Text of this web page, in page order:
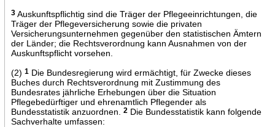
3Auskunftspflichtig sind die Träger der Pflegeeinrichtungen, die
Träger der Pflegeversicherung sowie die privaten
Versicherungsunternehmen gegenüber den statistischen Ämtern
der Länder; die Rechtsverordnung kann Ausnahmen von der
Auskunftspflicht vorsehen.
(2) 1Die Bundesregierung wird ermächtigt, für Zwecke dieses
Buches durch Rechtsverordnung mit Zustimmung des
Bundesrates jährliche Erhebungen über die Situation
Pflegebedürftiger und ehrenamtlich Pflegender als
Bundesstatistik anzuordnen.
2Die Bundesstatistik kann folgende
Sachverhalte umfassen: